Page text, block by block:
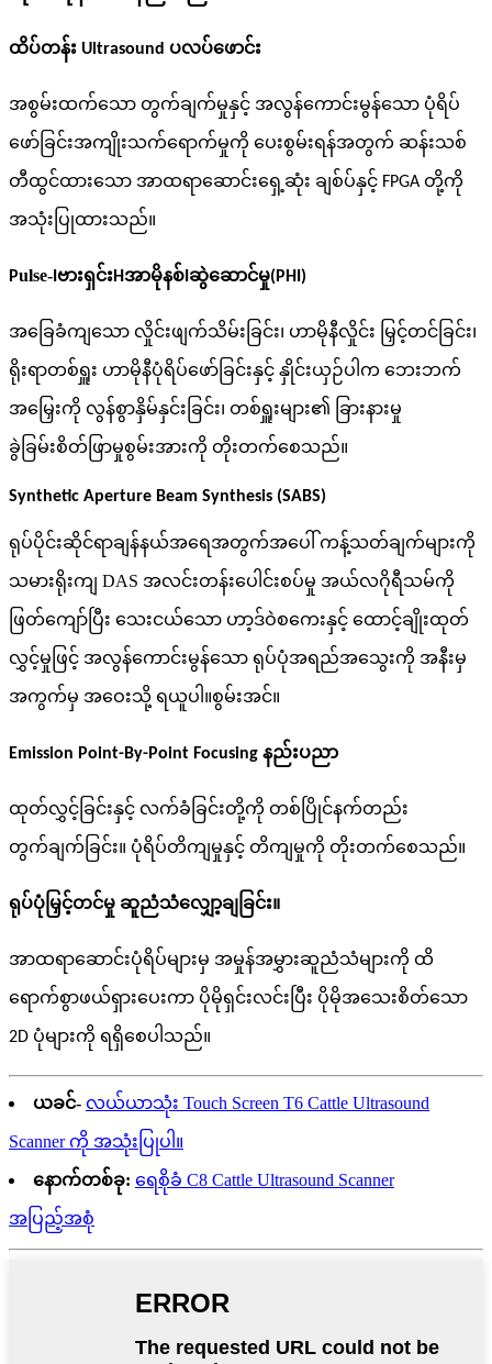
ထိပ်တန်း Ultrasound ပလပ်ဖောင်း
အစွမ်းထက်သော တွက်ချက်မှုနှင့် အလွန်ကောင်းမွန်သော ပုံရိပ်
ဖော်ခြင်းအကျိုးသက်ရောက်မှုကို ပေးစွမ်းရန်အတွက် ဆန်းသစ်
တီထွင်ထားသော အာထရာဆောင်းရှေ့ဆုံး ချစ်ပ်နှင့် FPGA တို့ကို
အသုံးပြုထားသည်။
Pulse- ဗားရှင်းHအာမိုနစ် ဆွဲဆောင်မှု(PHI)
အခြေခံကျသော လှိုင်းဖျက်သိမ်းခြင်း၊ ဟာမိုနီလှိုင်း မြှင့်တင်ခြင်း၊
ရိုးရာတစ်ရှူး ဟာမိုနီပုံရိပ်ဖော်ခြင်းနှင့် နှိုင်းယှဉ်ပါက ဘေးဘက်
အမြှေးကို လွန်စွာနှိမ်နှင်းခြင်း၊ တစ်ရှူးများ၏ ခြားနားမှု
ခွဲခြမ်းစိတ်ဖြာမှုစွမ်းအားကို တိုးတက်စေသည်။
Synthetic Aperture Beam Synthesis (SABS)
ရုပ်ပိုင်းဆိုင်ရာချန်နယ်အရေအတွက်အပေါ် ကန့်သတ်ချက်များကို
သမားရိုးကျ DAS အလင်းတန်းပေါင်းစပ်မှု အယ်လဂိုရီသမ်ကို
ဖြတ်ကျော်ပြီး သေးငယ်သော ဟာ့ဒ်ဝဲစကေးနှင့် ထောင့်ချိုးထုတ်
လွှင့်မှုဖြင့် အလွန်ကောင်းမွန်သော ရုပ်ပုံအရည်အသွေးကို အနီးမှ
အကွက်မှ အဝေးသို့ ရယူပါ။စွမ်းအင်။
Emission Point-By-Point Focusing နည်းပညာ
ထုတ်လွှင့်ခြင်းနှင့် လက်ခံခြင်းတို့ကို တစ်ပြိုင်နက်တည်း
တွက်ချက်ခြင်း။ ပုံရိပ်တိကျမှုနှင့် တိကျမှုကို တိုးတက်စေသည်။
ရုပ်ပုံမြှင့်တင်မှု ဆူညံသံလျှော့ချခြင်း။
အာထရာဆောင်းပုံရိပ်များမှ အမှုန်အမွှားဆူညံသံများကို ထိ
ရောက်စွာဖယ်ရှားပေးကာ ပိုမိုရှင်းလင်းပြီး ပိုမိုအသေးစိတ်သော
2D ပုံများကို ရရှိစေပါသည်။
ယခင်- လယ်ယာသုံး Touch Screen T6 Cattle Ultrasound
Scanner ကို အသုံးပြုပါ။
နောက်တစ်ခု: ရေစိုခံ C8 Cattle Ultrasound Scanner
အပြည့်အစုံ